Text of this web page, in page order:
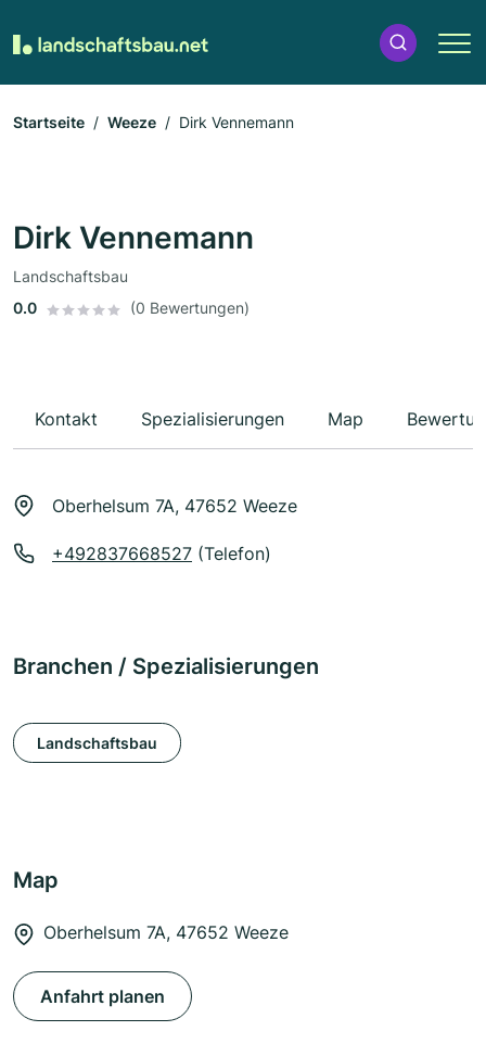
Startseite Weeze Dirk Vennemann
Dirk Vennemann
Landschaftsbau
0.0
(0 Bewertungen)
Kontakt Spezialisierungen Map
Oberhelsum 7A, 47652 Weeze
+492837668527 (Telefon)
Branchen / Spezialisierungen
Landschaftsbau
Map
Oberhelsum 7A, 47652 Weeze
Anfahrt planen